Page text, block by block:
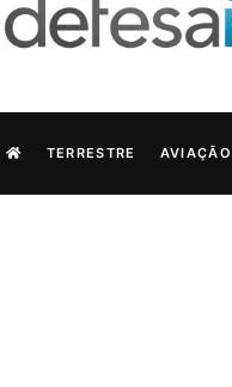
TERRESTRE AVIAÇÃO